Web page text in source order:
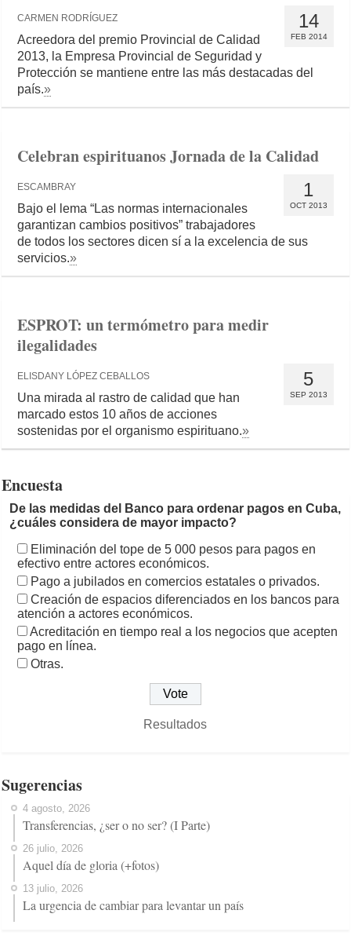
14
FEB 2014
CARMEN RODRÍGUEZ
Acreedora del premio Provincial de Calidad
2013, la Empresa Provincial de Seguridad y
Protección se mantiene entre las más destacadas del
país.»
Celebran espirituanos Jornada de la Calidad
1
OCT 2013
ESCAMBRAY
Bajo el lema “Las normas internacionales
garantizan cambios positivos” trabajadores
de todos los sectores dicen sí a la excelencia de sus
servicios.»
ESPROT: un termómetro para medir
ilegalidades
5
SEP 2013
ELISDANY LÓPEZ CEBALLOS
Una mirada al rastro de calidad que han
marcado estos 10 años de acciones
sostenidas por el organismo espirituano.»
Encuesta
De las medidas del Banco para ordenar pagos en Cuba,
¿cuáles considera de mayor impacto?
Eliminación del tope de 5 000 pesos para pagos en
efectivo entre actores económicos.
Pago a jubilados en comercios estatales o privados.
Creación de espacios diferenciados en los bancos para
atención a actores económicos.
Acreditación en tiempo real a los negocios que acepten
pago en línea.
Otras.
Resultados
Sugerencias
4 agosto, 2026
Transferencias, ¿ser o no ser? (I Parte)
26 julio, 2026
Aquel día de gloria (+fotos)
13 julio, 2026
La urgencia de cambiar para levantar un país